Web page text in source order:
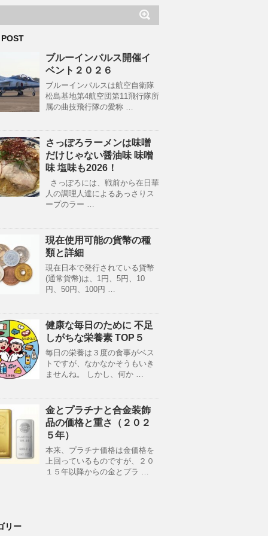
ブルーインパルス開催イ
ベント２０２６
ブルーインパルスは航空自衛隊
松島基地第4航空団第11飛行隊所
属の曲技飛行隊の愛称 …
さっぽろラーメンは味噌
だけじゃない醤油味 味噌
味 塩味も2026！
さっぽろには、戦前から在日華
人の調理人達によるあっさりス
ープのラー …
現在使用可能の貨幣の種
類と詳細
現在日本で発行されている貨幣
(通常貨幣)は、1円、5円、10
円、50円、100円 …
健康な毎日のために 不足
しがちな栄養素 TOP５
毎日の栄養は３度の食事がベス
トですが、なかなかそうもいき
ませんね。 しかし、何か …
金とプラチナと合金装飾
品の価格と重さ（２０２
５年）
本来、プラチナ価格は金価格を
上回っているものですが、２０
１５年以降からの金とプラ …
リー